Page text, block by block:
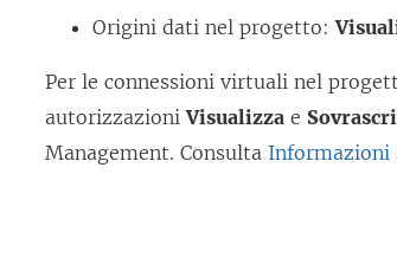
Origini dati nel progetto:
Per le connessioni virtuali nel
autorizzazioniVisualizza e
Management. Consulta Informazioni